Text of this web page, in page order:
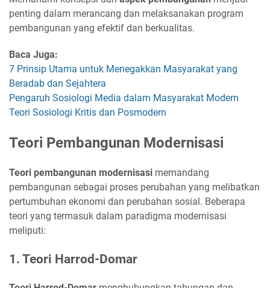
penting dalam merancang dan melaksanakan program
pembangunan yang efektif dan berkualitas.
Baca Juga:
7 Prinsip Utama untuk Menegakkan Masyarakat yang
Beradab dan Sejahtera
Pengaruh Sosiologi Media dalam Masyarakat Modern
Teori Sosiologi Kritis dan Posmodern
Teori Pembangunan Modernisasi
Teori pembangunan modernisasi memandang
pembangunan sebagai proses perubahan yang melibatkan
pertumbuhan ekonomi dan perubahan sosial. Beberapa
teori yang termasuk dalam paradigma modernisasi
meliputi:
1. Teori Harrod-Domar